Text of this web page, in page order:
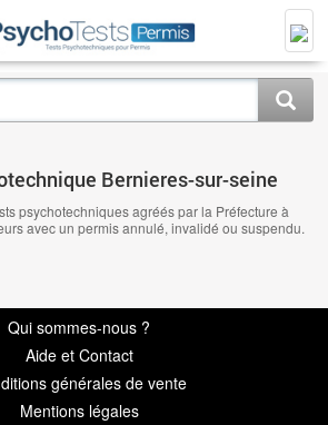
Bernieres-sur-seine
psychotechniques agréés par la Préfecture à
avec un permis annulé, invalidé ou suspendu.
Qui sommes-nous ?
Aide et Contact
générales de vente
Mentions légales